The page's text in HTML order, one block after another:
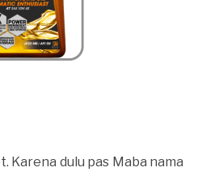
Karena dulu pas Maba nama